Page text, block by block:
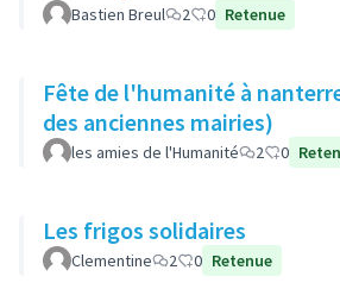
Bastien Breul 2 0 Retenue
Fête de l'humanité à
des anciennes mairies)
les amies de l'Humanité 2 0
Les frigos solidaires
Clementine 2 0 Retenue